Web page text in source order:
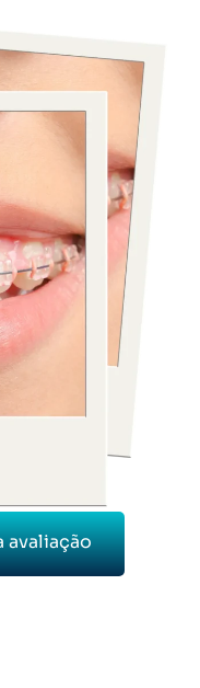
avaliação